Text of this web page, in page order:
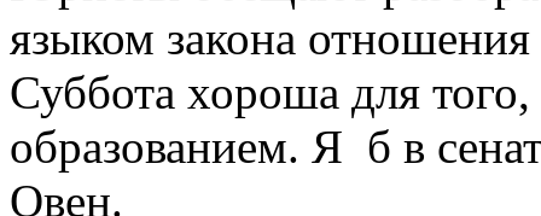
языком закона
Суббота хороша для
образованием. Я б в
Овен.